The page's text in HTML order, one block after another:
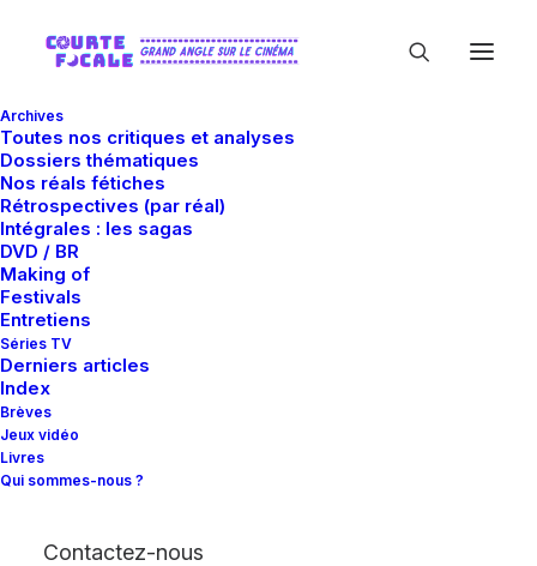
Archives
Toutes nos critiques et analyses
Dossiers thématiques
Nos réals fétiches
Rétrospectives (par réal)
Intégrales : les sagas
DVD / BR
Making of
Festivals
Entretiens
Séries TV
Derniers articles
Index
Brèves
Jeux vidéo
Livres
Qui sommes-nous ?
Contactez-nous